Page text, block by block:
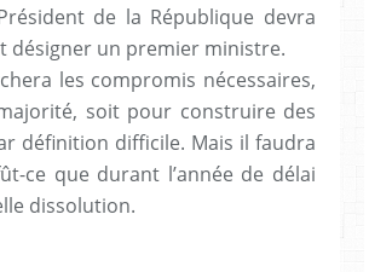
de la République devra
désigner un premier ministre.
les compromis nécessaires,
soit pour construire des
définition difficile. Mais il faudra
ce que durant l’année de délai
dissolution.